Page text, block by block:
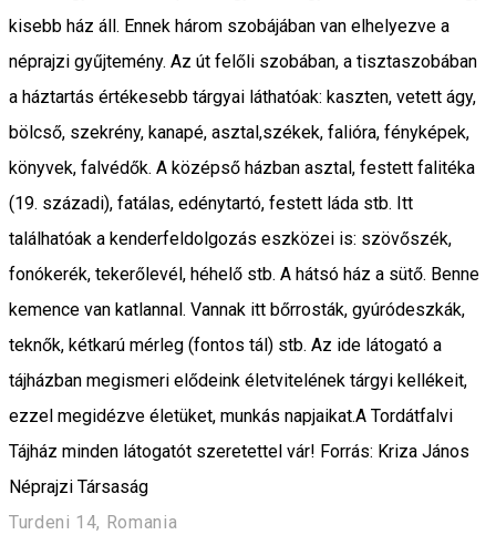
kisebb ház áll. Ennek három szobájában van elhelyezve a
néprajzi gyűjtemény. Az út felőli szobában, a tisztaszobában
a háztartás értékesebb tárgyai láthatóak: kaszten, vetett ágy,
bölcső, szekrény, kanapé, asztal,székek, falióra, fényképek,
könyvek, falvédők. A középső házban asztal, festett falitéka
(19. századi), fatálas, edénytartó, festett láda stb. Itt
találhatóak a kenderfeldolgozás eszközei is: szövőszék,
fonókerék, tekerőlevél, héhelő stb. A hátsó ház a sütő. Benne
kemence van katlannal. Vannak itt bőrrosták, gyúródeszkák,
teknők, kétkarú mérleg (fontos tál) stb. Az ide látogató a
tájházban megismeri elődeink életvitelének tárgyi kellékeit,
ezzel megidézve életüket, munkás napjaikat.A Tordátfalvi
Tájház minden látogatót szeretettel vár! Forrás: Kriza János
Néprajzi Társaság
Turdeni 14, Romania